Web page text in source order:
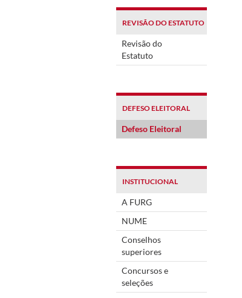
REVISÃO DO ESTATUTO
Revisão do
Estatuto
DEFESO ELEITORAL
Defeso Eleitoral
INSTITUCIONAL
A FURG
NUME
Conselhos
superiores
Concursos e
seleções